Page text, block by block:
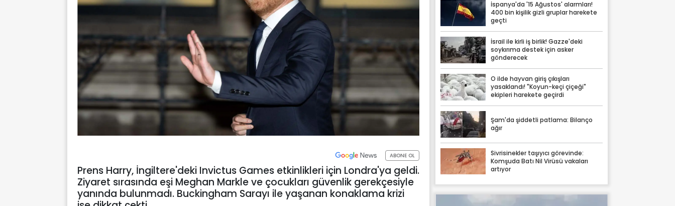
ABONE OL
Prens Harry, İngiltere'deki Invictus Games etkinlikleri için Londra'ya geldi.
Ziyaret sırasında eşi Meghan Markle ve çocukları güvenlik gerekçesiyle
yanında bulunmadı. Buckingham Sarayı ile yaşanan konaklama krizi
İspanya'da '15 Ağustos' alarmları!
400 bin kişilik gizli gruplar harekete
geçti
İsrail ile kirli iş birlik! Gazze'deki
soykırıma destek için asker
gönderecek
O ilde hayvan giriş çıkışları
yasaklandı! "Koyun-keçi çiçeği"
ekipleri harekete geçirdi
Şam'da şiddetli patlama: Bilanço
ağır
Sivrisinekler taşıyıcı görevinde:
Komşuda Batı Nil Virüsü vakaları
artıyor